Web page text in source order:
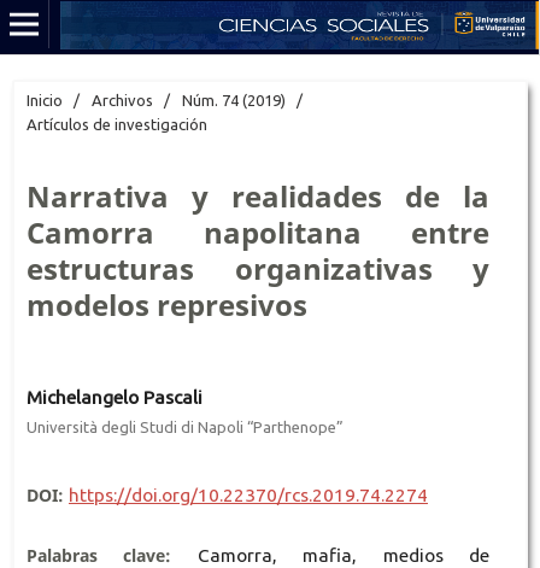
Inicio / Archivos / Núm. 74 (2019)
/
Artículos de investigación
Narrativa y realidades de la
Camorra napolitana entre
estructuras organizativas y
modelos represivos
Michelangelo Pascali
Università degli Studi di Napoli “Parthenope”
DOI: https://doi.org/10.22370/rcs.2019.74.2274
Palabras clave:
Camorra, mafia, medios de